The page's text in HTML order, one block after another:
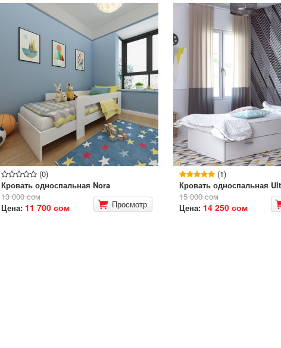
(0)
Кровать односпальная Nora
13 000 сом
Цена: 11 700 сом Просмотр
(1)
Кровать односпальная
15 000 сом
Цена: 14 250 сом